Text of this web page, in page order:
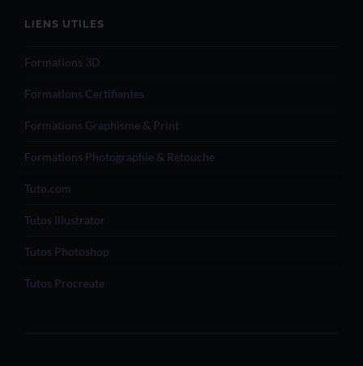
LIENS UTILES
Formations 3D
Formations Certifiantes
Formations Graphisme & Print
Formations Photographie & Retouche
Tuto.com
Tutos Illustrator
Tutos Photoshop
Tutos Procreate